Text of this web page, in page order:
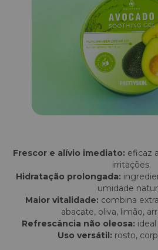
Frescor e alívio imediato: eficaz
irritações.
Hidratação prolongada:
umidade
Maior vitalidade: combina
abacate, oliva, limão,
Refrescância não oleosa:
Uso versátil: rosto,